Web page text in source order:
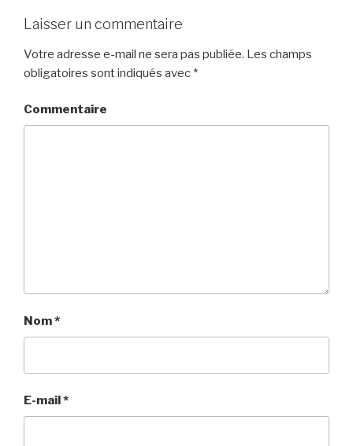
Laisser un commentaire
Votre adresse e-mail ne sera pas publiée. Les champs
obligatoires sont indiqués avec *
Commentaire
Nom*
E-mail*